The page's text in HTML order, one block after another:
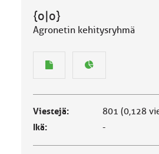
{o|o}
Agronetin kehitysryhmä
Viestejä:
801 (0,128
Ikä:
-